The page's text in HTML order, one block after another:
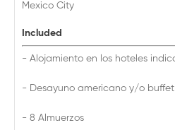
Mexico City
Included
- Alojamiento en los hoteles
- Desayuno americano y/o
- 8 Almuerzos